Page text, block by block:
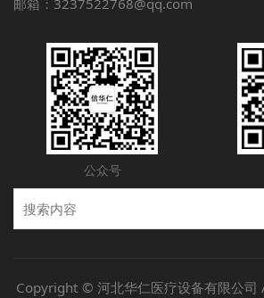
邮箱：3237522768@qq.com
公众号
Copyright © 河北华仁医疗设备有限公